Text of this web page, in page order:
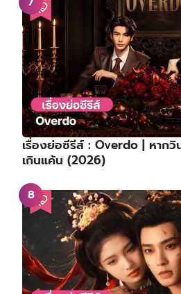
เรื่องย่อซีรีส์ : Overdo | หากวิ
เกินแค้น (2026)